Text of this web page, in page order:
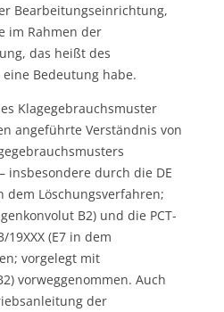
Bearbeitungseinrichtung,
im Rahmen der
das heißt des
Bedeutung habe.
Klagegebrauchsmuster
angeführte Verständnis von
insbesondere durch die DE
dem Löschungsverfahren;
B2) und die PCT-
(E7 in dem
vorgelegt mit
vorweggenommen. Auch
der